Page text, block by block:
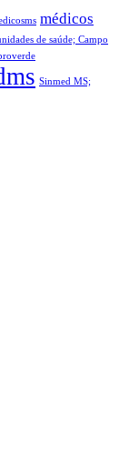
médicos
de saúde; Campo
Sinmed MS;